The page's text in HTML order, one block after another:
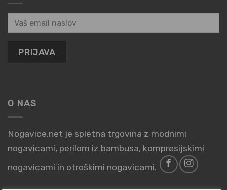
O NAS
Nogavice.net je spletna trgovina z modnimi
nogavicami, perilom iz bambusa, kompresijskimi
nogavicami in otroškimi nogavicami.